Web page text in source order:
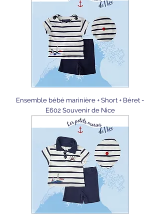
Ensemble bébé marinière + Short + Béret -
E602 Souvenir de Nice